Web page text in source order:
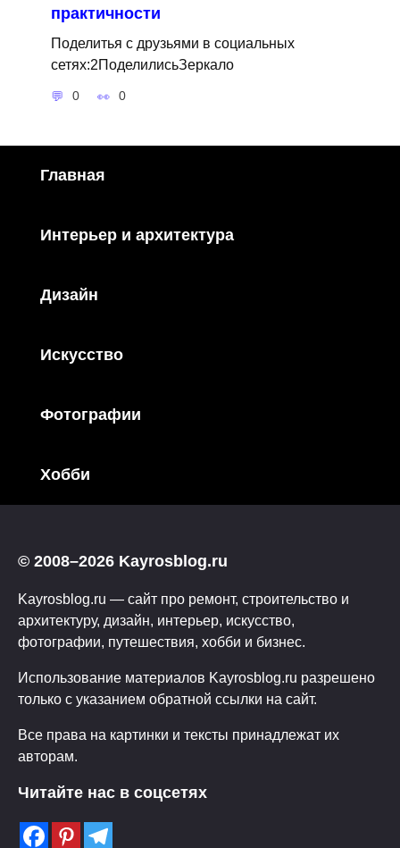
практичности
Поделитья с друзьями в социальных
сетях:2ПоделилисьЗеркало
0 0
Главная
Интерьер и архитектура
Дизайн
Искусство
Фотографии
Хобби
© 2008–2026 Kayrosblog.ru
Kayrosblog.ru — сайт про ремонт, строительство и
архитектуру, дизайн, интерьер, искусство,
фотографии, путешествия, хобби и бизнес.
Использование материалов Kayrosblog.ru разрешено
только с указанием обратной ссылки на сайт.
Все права на картинки и тексты принадлежат их
авторам.
Читайте нас в соцсетях